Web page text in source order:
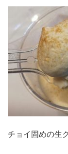
チョイ固めの生